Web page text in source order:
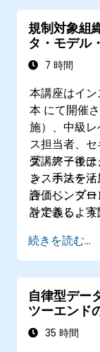
規制対象組
タ・モデル
7 時間
本講座はイ
本 にて開催
施）、中級
ス担当者、
ズ・アーキ
ンス手法を
合、ベンダ
計できるよ
受講終了後
き、ホステ
評価し、プ
を定義し、
続きを読む...
自律型デー
ツーエンド
盤の構築
35 時間